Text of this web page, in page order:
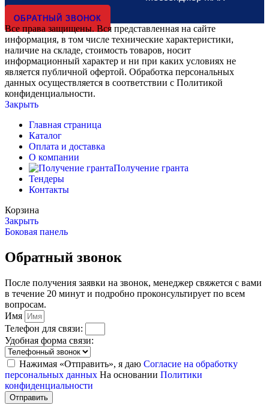
ОБРАТНЫЙ ЗВОНОК
Все права защищены. Вся представленная на сайте
информация, в том числе технические характеристики,
наличие на складе, стоимость товаров, носит
информационный характер и ни при каких условиях не
является публичной офертой. Обработка персональных
данных осуществляется в соответствии с Политикой
конфиденциальности.
Закрыть
Главная страница
Каталог
Оплата и доставка
О компании
Получение гранта
Тендеры
Контакты
Корзина
Закрыть
Боковая панель
Обратный звонок
После получения заявки на звонок, менеджер свяжется с вами
в течение 20 минут и подробно проконсультирует по всем
вопросам.
Имя
Телефон для связи:
Удобная форма связи:
Нажимая «Отправить», я даю Согласие на обработку
персональных данных На основании Политики
конфиденциальности
Отправить